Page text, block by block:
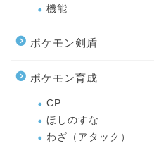
機能
ポケモン剣盾
ポケモン育成
CP
ほしのすな
わざ（アタック）